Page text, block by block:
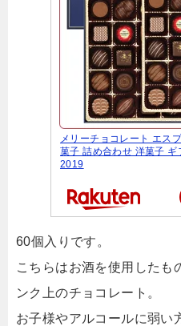
メリーチョコレート エス
菓子 詰め合わせ 洋菓子
2019
60個入りです。
こちらはお酒を使用したも
ンク上のチョコレート。
お子様やアルコールに弱い